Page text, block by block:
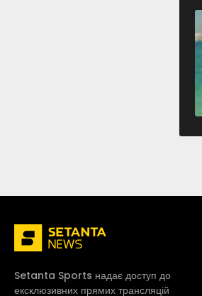
Setanta Sports надає доступ до
ексклюзивних прямих трансляцій